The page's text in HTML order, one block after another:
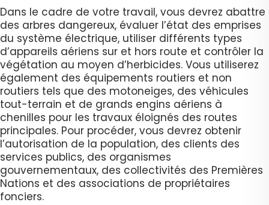
Dans le cadre de votre travail, vous devrez abattre
des arbres dangereux, évaluer l’état des emprises
du système électrique, utiliser différents types
d’appareils aériens sur et hors route et contrôler la
végétation au moyen d’herbicides. Vous utiliserez
également des équipements routiers et non
routiers tels que des motoneiges, des véhicules
tout-terrain et de grands engins aériens à
chenilles pour les travaux éloignés des routes
principales. Pour procéder, vous devrez obtenir
l’autorisation de la population, des clients des
services publics, des organismes
gouvernementaux, des collectivités des Premières
Nations et des associations de propriétaires
fonciers.